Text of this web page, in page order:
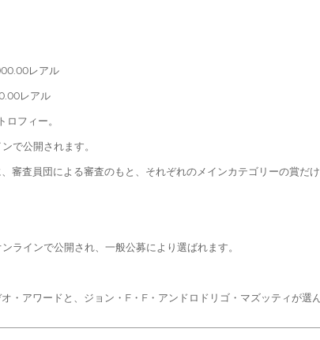
レアル
レアル
フィー。
で公開されます。
査員団による審査のもと、それぞれのメインカテゴリーの賞だ
ラインで公開され、一般公募により選ばれます。
アワードと、ジョン・F・F・アンドロドリゴ・マズッティが選